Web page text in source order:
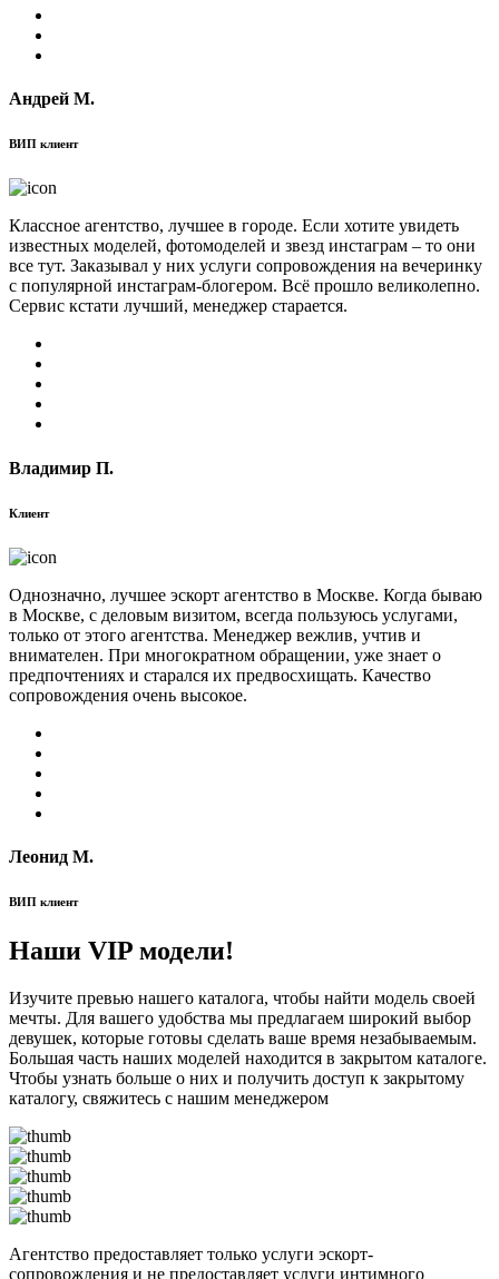
Андрей М.
ВИП клиент
Классное агентство, лучшее в городе. Если хотите увидеть
известных моделей, фотомоделей и звезд инстаграм – то они
все тут. Заказывал у них услуги сопровождения на вечеринку
с популярной инстаграм-блогером. Всё прошло великолепно.
Сервис кстати лучший, менеджер старается.
Владимир П.
Клиент
Однозначно, лучшее эскорт агентство в Москве. Когда бываю
в Москве, с деловым визитом, всегда пользуюсь услугами,
только от этого агентства. Менеджер вежлив, учтив и
внимателен. При многократном обращении, уже знает о
предпочтениях и старался их предвосхищать. Качество
сопровождения очень высокое.
Леонид М.
ВИП клиент
Наши VIP модели!
Изучите превью нашего каталога, чтобы найти модель своей
мечты. Для вашего удобства мы предлагаем широкий выбор
девушек, которые готовы сделать ваше время незабываемым.
Большая часть наших моделей находится в закрытом каталоге.
Чтобы узнать больше о них и получить доступ к закрытому
каталогу, свяжитесь с нашим менеджером
Агентство предоставляет только услуги эскорт-
сопровождения и не предоставляет услуги интимного